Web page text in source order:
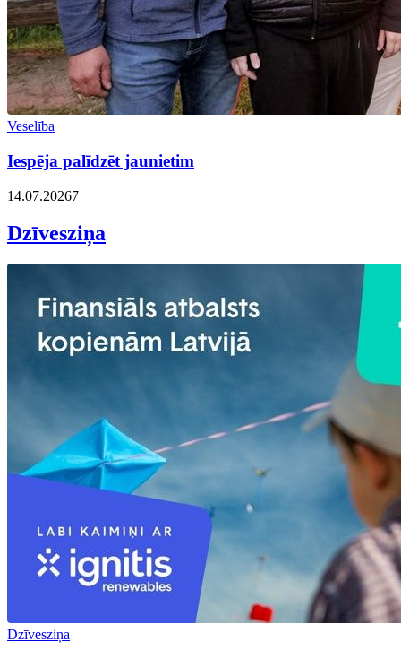
Veselība
Iespēja palīdzēt jaunietim
14.07.20267
Dzīvesziņa
Dzīvesziņa